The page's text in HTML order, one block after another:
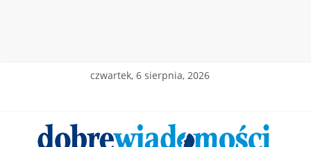
czwartek, 6 sierpnia, 2026